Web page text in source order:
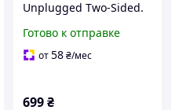
Unplugged Two-Sided.
Готово к отправке
от58₴/мес
699₴